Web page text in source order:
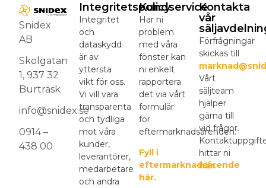
Snidex
AB
Skolgatan
1, 937 32
Burträsk
info@snidex.se
0914 –
438 00
Integritetspolicy
Integritet
och
dataskydd
är av
yttersta
vikt för oss.
Vi vill vara
transparenta
och tydliga
mot våra
kunder,
leverantörer,
medarbetare
och andra
Kundservice
Har ni
problem
med våra
fönster kan
ni enkelt
rapportera
det via vårt
formulär
för
eftermarknadsärenden.
Fyll i
eftermarknadsärende
här.
Kontakta
vår
Förfrågningar
skickas till
Vårt
säljteam
hjälper
gärna till
vid frågor.
hittar ni
här.